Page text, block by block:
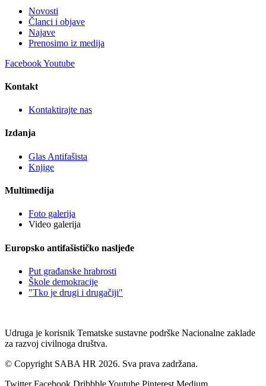
Novosti
Članci i objave
Najave
Prenosimo iz medija
FacebookYoutube
Kontakt
Kontaktirajte nas
Izdanja
Glas Antifašista
Knjige
Multimedija
Foto galerija
Video galerija
Europsko antifašističko nasljeđe
Put građanske hrabrosti
Škole demokracije
"Tko je drugi i drugačiji"
Udruga je korisnik Tematske sustavne podrške Nacionalne zaklade
za razvoj civilnoga društva.
© Copyright SABA HR 2026. Sva prava zadržana.
Twitter Facebook DribbbleYoutube Pinterest Medium